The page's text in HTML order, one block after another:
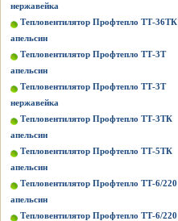
нержавейка
Тепловентилятор Профтепло ТТ-36ТК
апельсин
Тепловентилятор Профтепло ТТ-3Т
апельсин
Тепловентилятор Профтепло ТТ-3Т
нержавейка
Тепловентилятор Профтепло ТТ-3ТК
апельсин
Тепловентилятор Профтепло ТТ-5ТК
апельсин
Тепловентилятор Профтепло ТТ-6/220
апельсин
Тепловентилятор Профтепло ТТ-6/220